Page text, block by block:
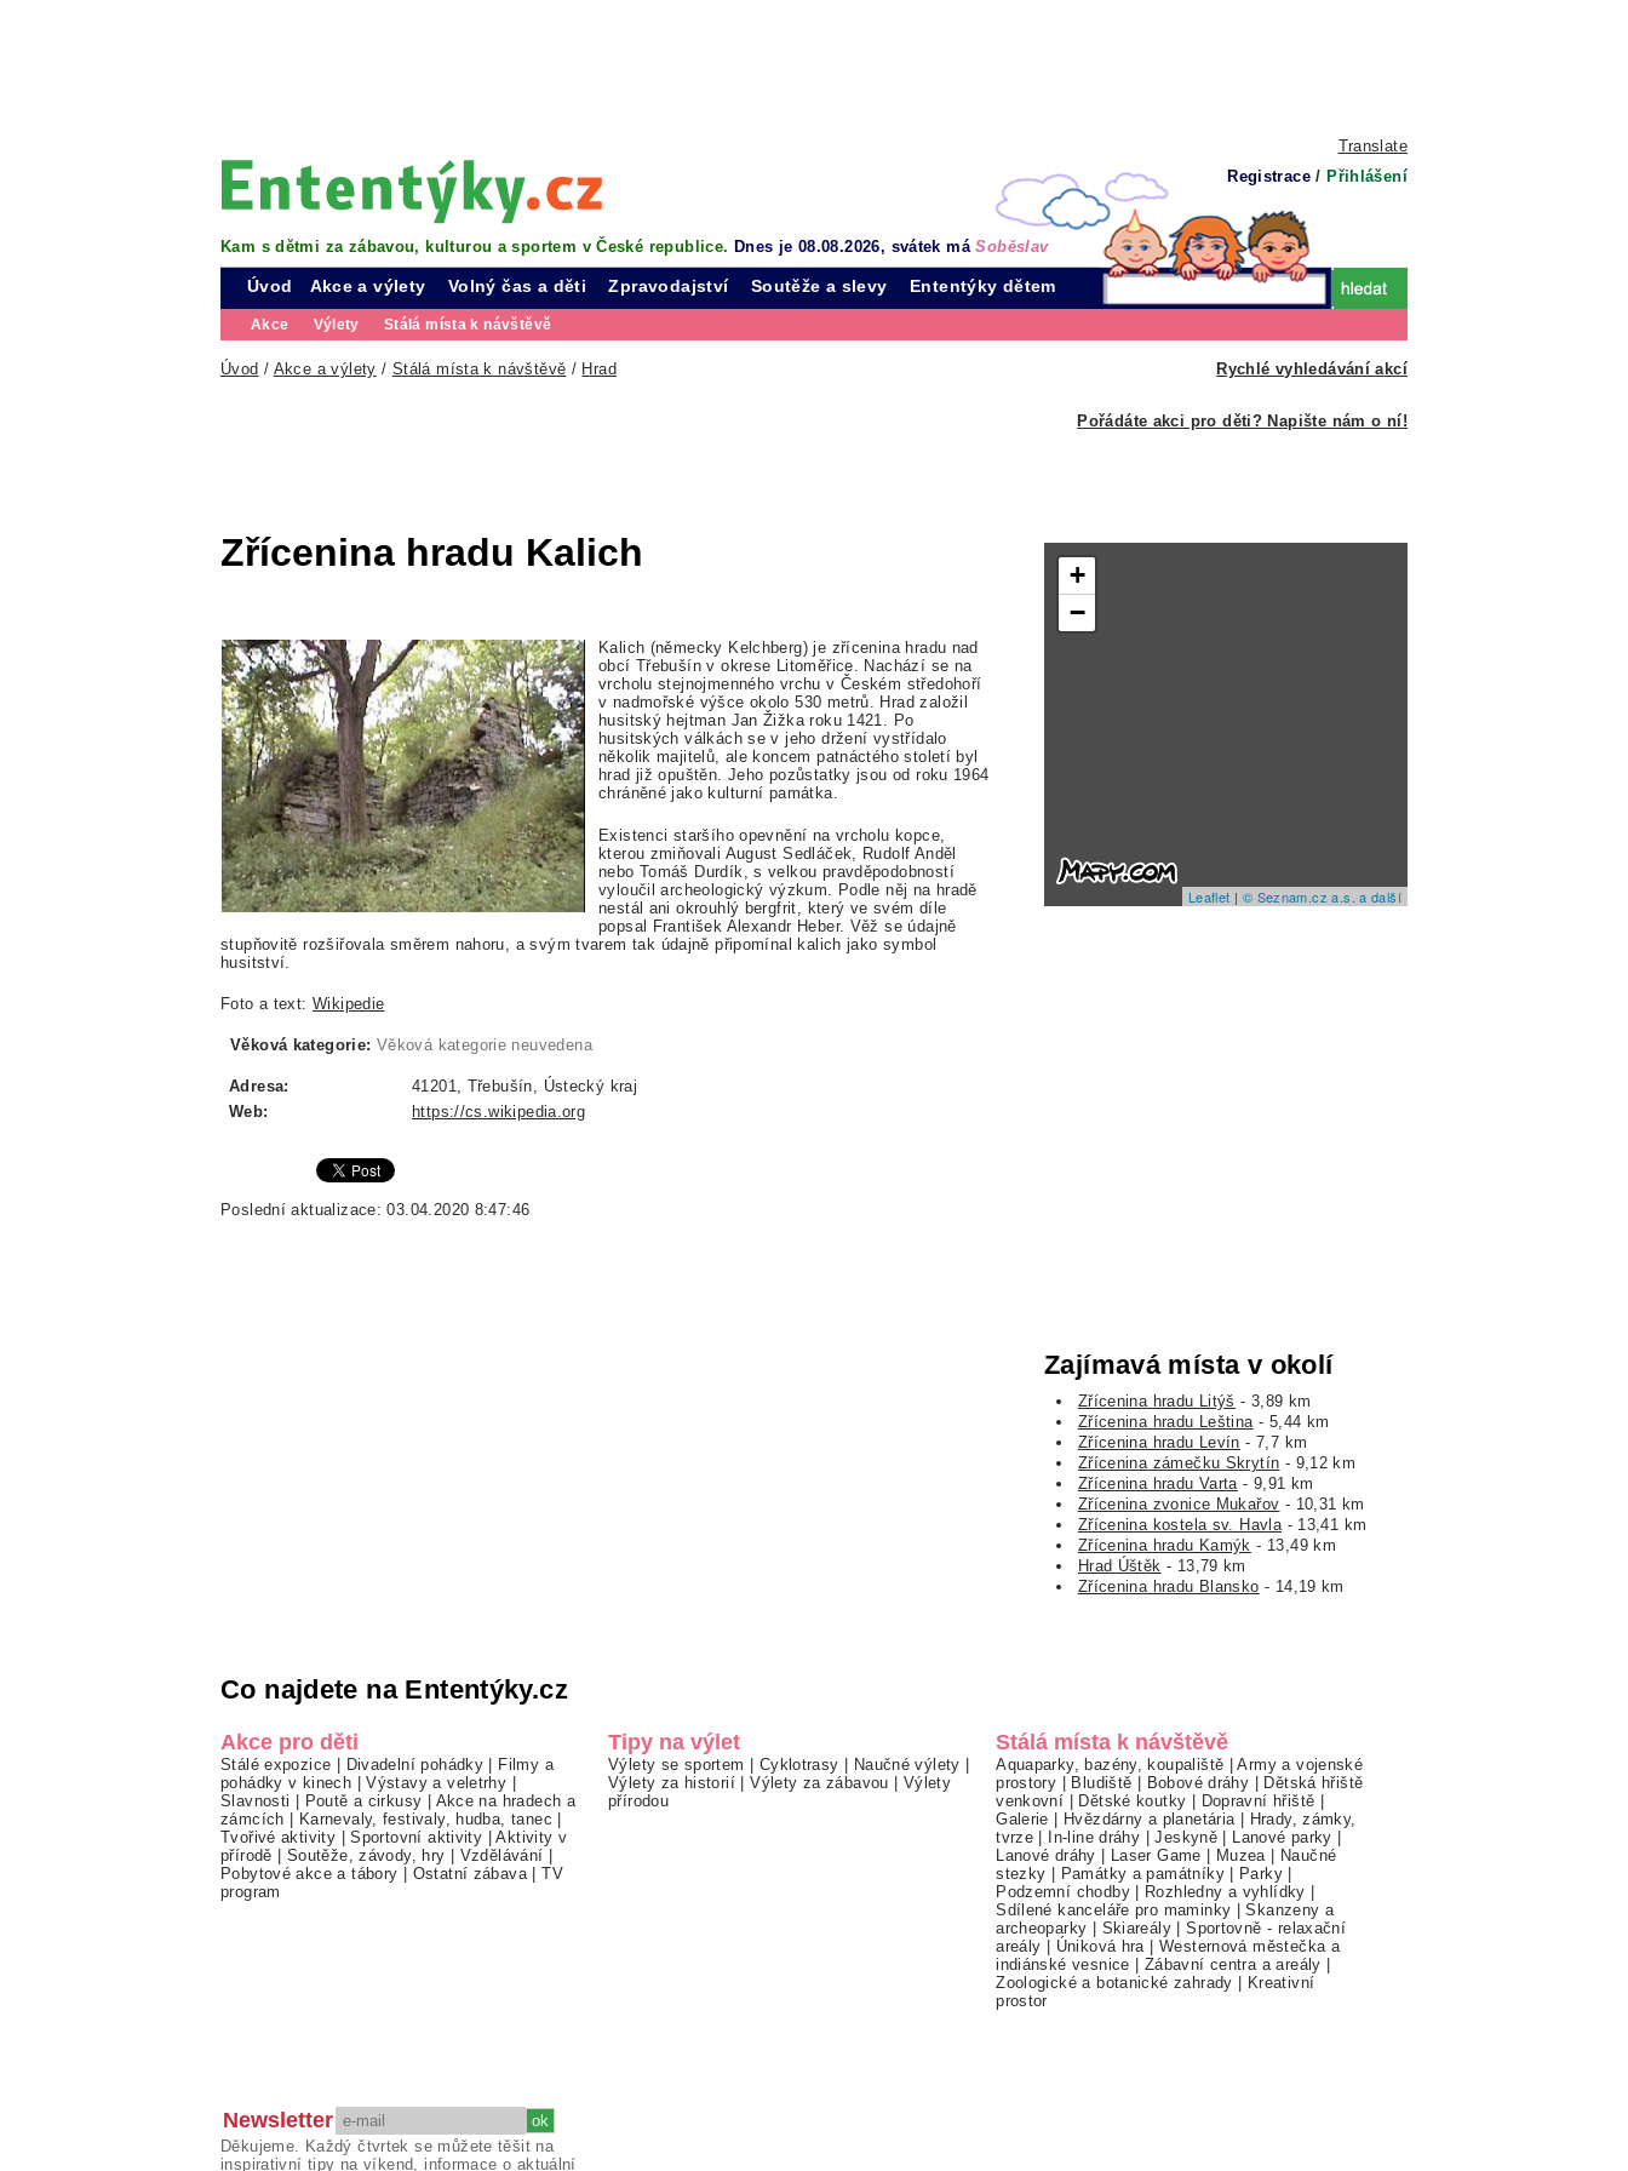
Translate
Registrace / Přihlášení
Kam s dětmi za zábavou, kulturou a sportem v České republice. Dnes je 08.08.2026, svátek máSoběslav
Úvod Akce a výlety
Akce Výlety Stálá místa k návštěvě
Volný čas a děti Zpravodajství Soutěže a slevy Ententýky dětem
Rychlé vyhledávání akcí
Úvod / Akce a výlety / Stálá místa k návštěvě / Hrad
Pořádáte akci pro děti? Napište nám o ní!
Zřícenina hradu Kalich
Kalich (německy Kelchberg) je zřícenina hradu nad
obcí Třebušín v okrese Litoměřice. Nachází se na
vrcholu stejnojmenného vrchu v Českém středohoří
v nadmořské výšce okolo 530 metrů. Hrad založil
husitský hejtman Jan Žižka roku 1421. Po
husitských válkách se v jeho držení vystřídalo
několik majitelů, ale koncem patnáctého století byl
hrad již opuštěn. Jeho pozůstatky jsou od roku 1964
chráněné jako kulturní památka.
Existenci staršího opevnění na vrcholu kopce,
kterou zmiňovali August Sedláček, Rudolf Anděl
nebo Tomáš Durdík, s velkou pravděpodobností
vyloučil archeologický výzkum. Podle něj na hradě
nestál ani okrouhlý bergfrit, který ve svém díle
popsal František Alexandr Heber. Věž se údajně
stupňovitě rozšiřovala směrem nahoru, a svým tvarem tak údajně připomínal kalich jako symbol
husitství.
Foto a text: Wikipedie
Věková kategorie: Věková kategorie neuvedena
Adresa:
41201, Třebušín, Ústecký kraj
Web:
https://cs.wikipedia.org
Poslední aktualizace: 03.04.2020 8:47:46
+
−
Leaflet | © Seznam.cz a.s. a další
Zajímavá místa v okolí
Zřícenina hradu Litýš - 3,89 km
Zřícenina hradu Leština- 5,44 km
Zřícenina hradu Levín - 7,7 km
Zřícenina zámečku Skrytín - 9,12 km
Zřícenina hradu Varta- 9,91 km
Zřícenina zvonice Mukařov - 10,31 km
Zřícenina kostela sv. Havla- 13,41 km
Zřícenina hradu Kamýk - 13,49 km
Hrad Úštěk - 13,79 km
Zřícenina hradu Blansko - 14,19 km
Co najdete na Ententýky.cz
Akce pro děti
Stálé expozice | Divadelní pohádky | Filmy a
pohádky v kinech |Výstavy a veletrhy |
Slavnosti | Poutě a cirkusy | Akce na hradech a
zámcích | Karnevaly, festivaly, hudba, tanec |
Tvořivé aktivity |Sportovní aktivity |Aktivity v
přírodě | Soutěže, závody, hry | Vzdělávání |
Pobytové akce a tábory | Ostatní zábava |TV
program
Tipy na výlet
Výlety se sportem | Cyklotrasy | Naučné výlety |
Výlety za historií |Výlety za zábavou | Výlety
přírodou
Stálá místa k návštěvě
Aquaparky, bazény, koupaliště |Army a vojenské
prostory | Bludiště | Bobové dráhy | Dětská hřiště
venkovní | Dětské koutky | Dopravní hřiště |
Galerie | Hvězdárny a planetária | Hrady, zámky,
tvrze | In-line dráhy |Jeskyně | Lanové parky |
Lanové dráhy | Laser Game | Muzea | Naučné
stezky | Památky a památníky| Parky |
Podzemní chodby| Rozhledny a vyhlídky |
Sdílené kanceláře pro maminky |Skanzeny a
archeoparky | Skiareály |Sportovně - relaxační
areály | Úniková hra |Westernová městečka a
indiánské vesnice | Zábavní centra a areály |
Zoologické a botanické zahrady | Kreativní
prostor
Newsletter
Děkujeme. Každý čtvrtek se můžete těšit na
inspirativní tipy na víkend, informace o aktuální